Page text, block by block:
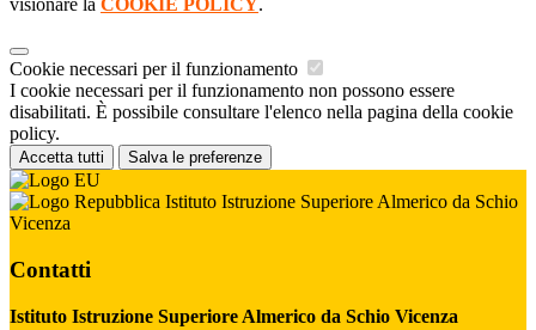
visionare la COOKIE POLICY.
Cookie necessari per il funzionamento
I cookie necessari per il funzionamento non possono essere
disabilitati. È possibile consultare l'elenco nella pagina della cookie
policy.
Accetta tutti Salva le preferenze
Istituto Istruzione Superiore Almerico da Schio
Vicenza
Contatti
Istituto Istruzione Superiore Almerico da Schio Vicenza